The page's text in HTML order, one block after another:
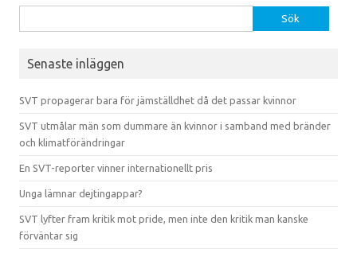
Senaste inläggen
SVT propagerar bara för jämställdhet då det passar kvinnor
SVT utmålar män som dummare än kvinnor i samband med bränder
och klimatförändringar
En SVT-reporter vinner internationellt pris
Unga lämnar dejtingappar?
SVT lyfter fram kritik mot pride, men inte den kritik man kanske
förväntar sig